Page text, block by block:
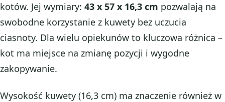
kotów. Jej wymiary: 43 x 57 x 16,3 cm pozwalają na
swobodne korzystanie z kuwety bez uczucia
ciasnoty. Dla wielu opiekunów to kluczowa różnica –
kot ma miejsce na zmianę pozycji i wygodne
zakopywanie.
Wysokość kuwety (16,3 cm) ma znaczenie również w